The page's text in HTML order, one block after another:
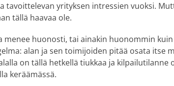
tavoittelevan yrityksen intressien vuoksi.
tällä haavaa ole.
menee huonosti, tai ainakin huonommin
alan ja sen toimijoiden pitää osata itse
on tällä hetkellä tiukkaa ja kilpailutilanne
keräämässä.